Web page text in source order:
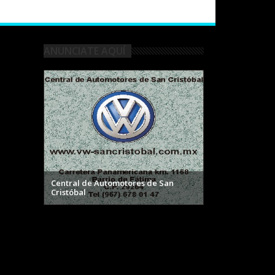
Materiales de Los Altos
Central de Automotores de San
Cristóbal